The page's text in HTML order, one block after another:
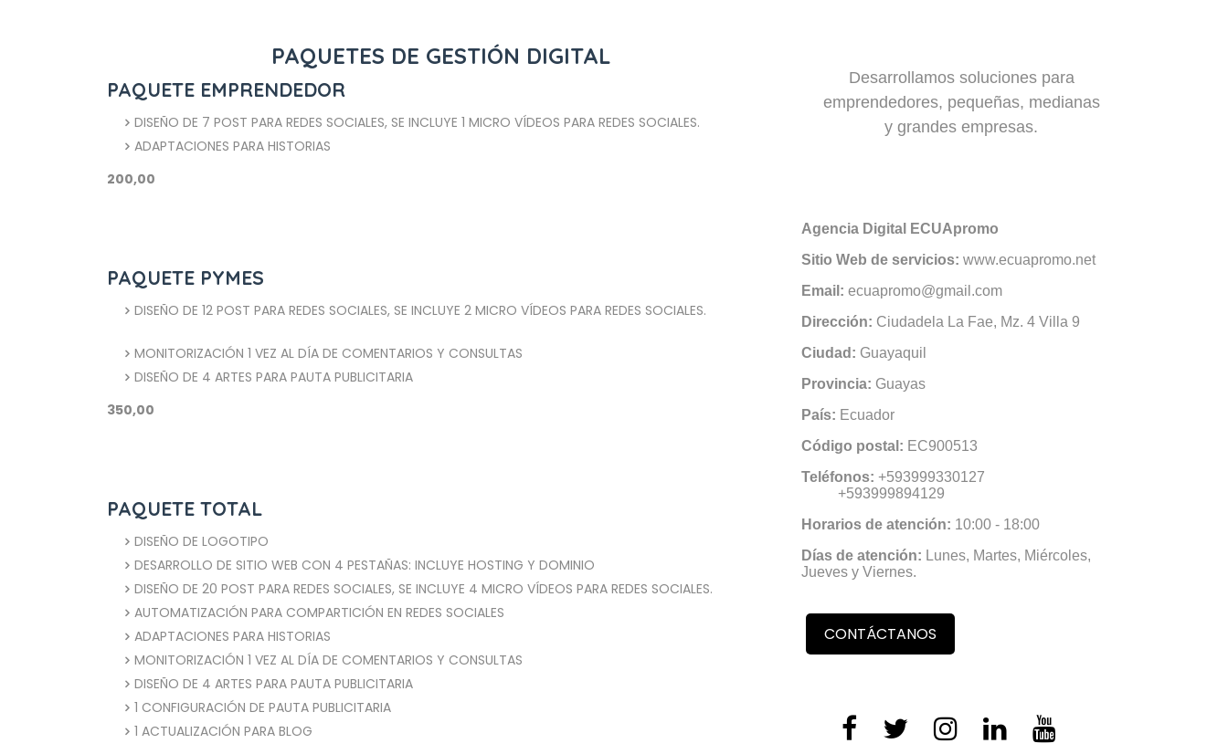
PAQUETES DE GESTIÓN DIGITAL
PAQUETE EMPRENDEDOR
DISEÑO DE 7 POST PARA REDES SOCIALES, SE INCLUYE 1 MICRO VÍDEOS PARA REDES SOCIALES.
ADAPTACIONES PARA HISTORIAS
200,00
PAQUETE PYMES
DISEÑO DE 12 POST PARA REDES SOCIALES, SE INCLUYE 2 MICRO VÍDEOS PARA REDES SOCIALES.
MONITORIZACIÓN 1 VEZ AL DÍA DE COMENTARIOS Y CONSULTAS
DISEÑO DE 4 ARTES PARA PAUTA PUBLICITARIA
350,00
PAQUETE TOTAL
DISEÑO DE LOGOTIPO
DESARROLLO DE SITIO WEB CON 4 PESTAÑAS: INCLUYE HOSTING Y DOMINIO
DISEÑO DE 20 POST PARA REDES SOCIALES, SE INCLUYE 4 MICRO VÍDEOS PARA REDES SOCIALES.
AUTOMATIZACIÓN PARA COMPARTICIÓN EN REDES SOCIALES
ADAPTACIONES PARA HISTORIAS
MONITORIZACIÓN 1 VEZ AL DÍA DE COMENTARIOS Y CONSULTAS
DISEÑO DE 4 ARTES PARA PAUTA PUBLICITARIA
1 CONFIGURACIÓN DE PAUTA PUBLICITARIA
1 ACTUALIZACIÓN PARA BLOG
Desarrollamos soluciones para
emprendedores, pequeñas, medianas
y grandes empresas.
Agencia Digital ECUApromo
Sitio Web de servicios: www.ecuapromo.net
Email: ecuapromo@gmail.com
Dirección: Ciudadela La Fae, Mz. 4 Villa 9
Ciudad: Guayaquil
Provincia: Guayas
País: Ecuador
Código postal: EC900513
Teléfonos: +593999330127
+593999894129
Horarios de atención: 10:00 - 18:00
Días de atención: Lunes, Martes, Miércoles,
Jueves y Viernes.
CONTÁCTANOS